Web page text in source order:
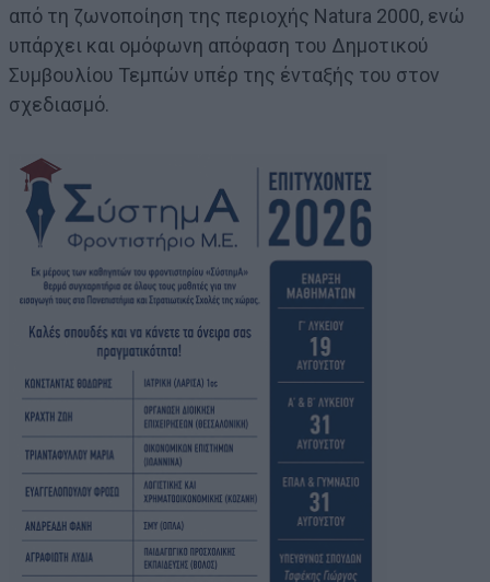
από τη ζωνοποίηση της περιοχής Natura 2000, ενώ
υπάρχει και ομόφωνη απόφαση του Δημοτικού
Συμβουλίου Τεμπών υπέρ της ένταξής του στον
σχεδιασμό.